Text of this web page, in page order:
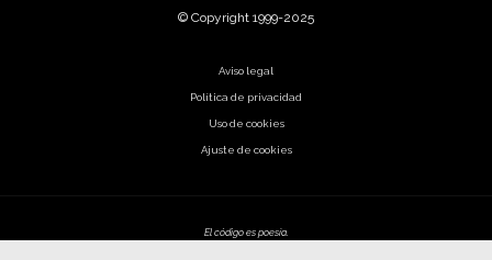
© Copyright 1999-2025
Aviso legal
Política de privacidad
Uso de cookies
Ajuste de cookies
El código es poesía.